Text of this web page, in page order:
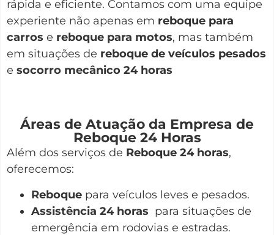
rápida e eficiente. Contamos com uma equipe
experiente não apenas em reboque para
carros e reboque para motos, mas também
em situações de reboque de veículos pesados
e socorro mecânico 24 horas
Áreas de Atuação da Empresa de
Reboque 24 Horas
Além dos serviços de Reboque 24 horas,
oferecemos:
Reboque para veículos leves e pesados.
Assistência 24 horas para situações de
emergência em rodovias e estradas.